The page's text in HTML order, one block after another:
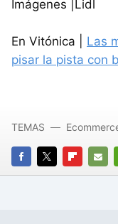
Imágenes |Lidl
En Vitónica | Las
pisar la pista con
FACEBOOK
TWITTERFLIPBOARD
E-
TEMAS